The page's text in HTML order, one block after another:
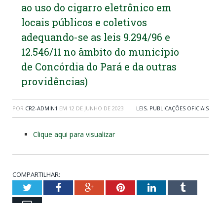
ao uso do cigarro eletrônico em
locais públicos e coletivos
adequando-se as leis 9.294/96 e
12.546/11 no âmbito do município
de Concórdia do Pará e da outras
providências)
POR CR2-ADMIN1 EM 12 DE JUNHO DE 2023 LEIS, PUBLICAÇÕES OFICIAIS
Clique aqui para visualizar
COMPARTILHAR:
TwitterFacebookGoogle+PinterestLinkedInTumblr